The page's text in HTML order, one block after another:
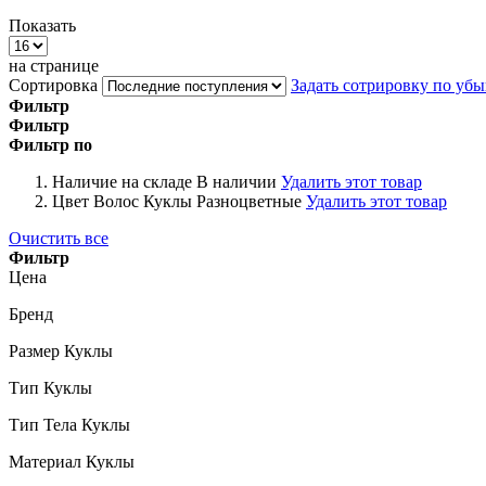
Показать
на странице
Сортировка
Задать сотрировку по
Фильтр
Фильтр
Фильтр по
Наличие на складе В наличии Удалить этот товар
Цвет Волос Куклы Разноцветные Удалить этот товар
Очистить все
Фильтр
Цена
Бренд
Размер Куклы
Тип Куклы
Тип Тела Куклы
Материал Куклы